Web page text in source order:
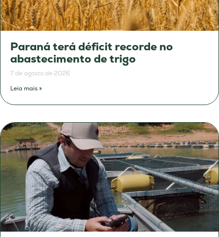
Paraná terá déficit recorde no
abastecimento de trigo
7 de agosto de 2026
Leia mais »